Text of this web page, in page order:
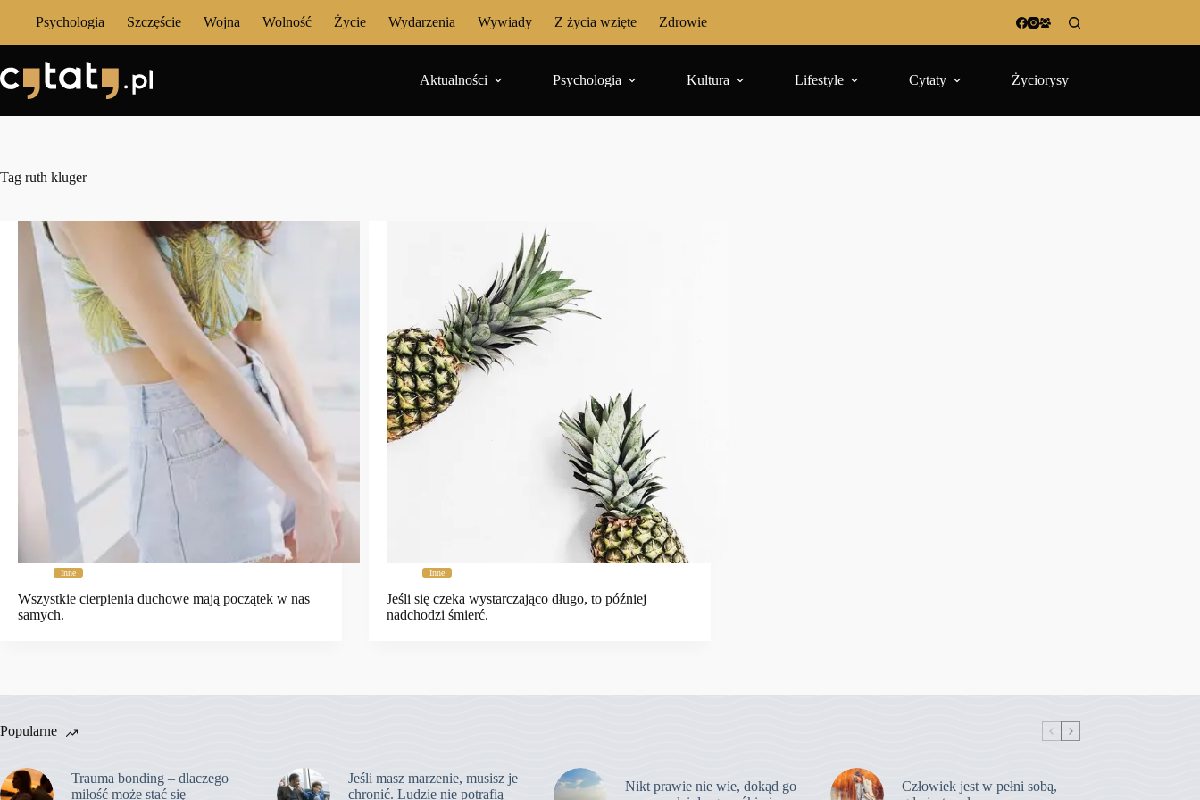
Psychologia Szczęście Wojna Wolność Życie Wydarzenia Wywiady Z życia wzięte Zdrowie
Aktualności Psychologia Kultura Lifestyle Cytaty Życiorysy
Tag ruth kluger
Inne
Wszystkie cierpienia duchowe mają początek w nas
samych.
Inne
Jeśli się czeka wystarczająco długo, to później
nadchodzi śmierć.
Popularne
Trauma bonding – dlaczego
miłość może stać się
Jeśli masz marzenie, musisz je
chronić. Ludzie nie potrafią
Nikt prawie nie wie, dokąd go
Człowiek jest w pełni sobą,